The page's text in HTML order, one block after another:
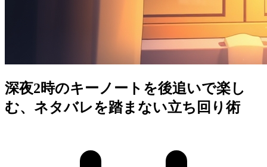
深夜2時のキーノートを後追いで楽し
む、ネタバレを踏まない立ち回り術